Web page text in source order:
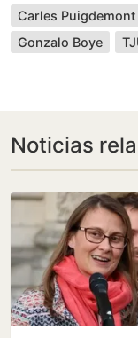
Carles Puigdemont
Gonzalo Boye
Noticias